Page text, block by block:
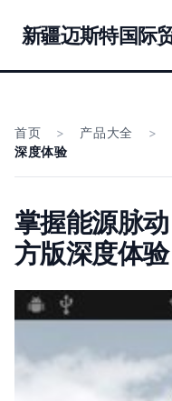
新疆迈斯特国际
首页 > 产品大全 >
深度体验
掌握能源脉
方版深度体验